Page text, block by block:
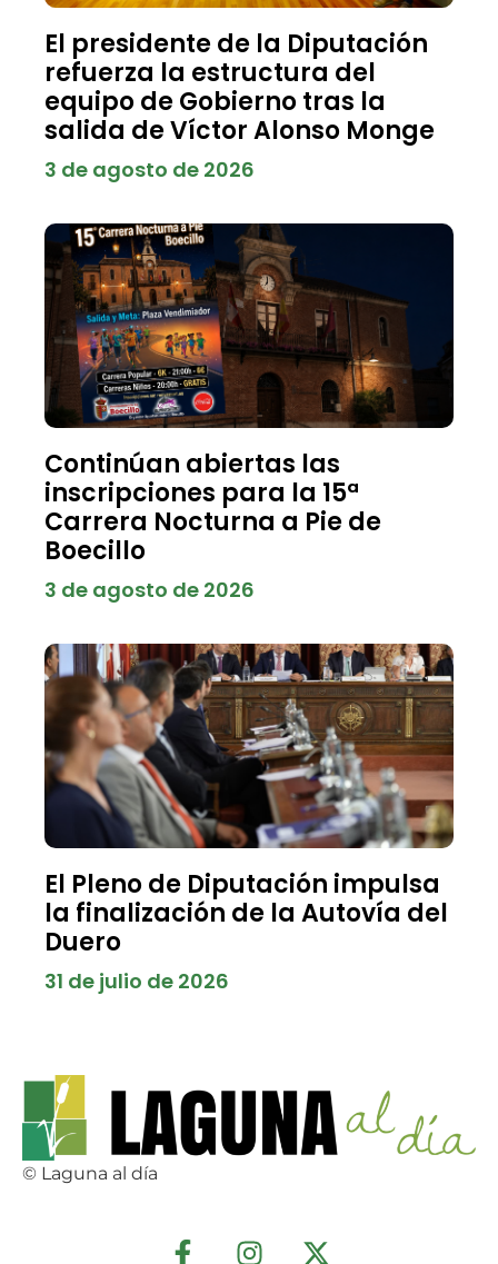
El presidente de la Diputación
refuerza la estructura del
equipo de Gobierno tras la
salida de Víctor Alonso Monge
3 de agosto de 2026
Continúan abiertas las
inscripciones para la 15ª
Carrera Nocturna a Pie de
Boecillo
3 de agosto de 2026
El Pleno de Diputación impulsa
la finalización de la Autovía del
Duero
31 de julio de 2026
© Laguna al día